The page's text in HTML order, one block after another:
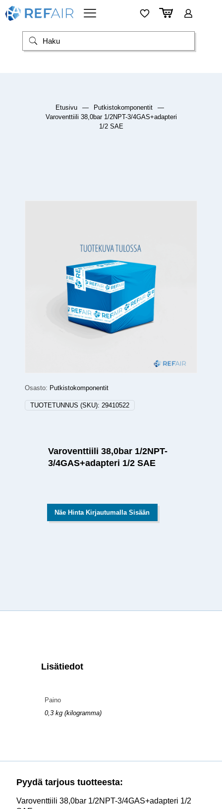
Etusivu — Putkistokomponentit
—
Varoventtiili 38,0bar 1/2NPT-3/4GAS+adapteri
1/2 SAE
Osasto: Putkistokomponentit
TUOTETUNNUS (SKU): 29410522
Varoventtiili 38,0bar 1/2NPT-
3/4GAS+adapteri 1/2 SAE
Näe Hinta Kirjautumalla Sisään
Lisätiedot
Paino
0,3 kg (kilogramma)
Pyydä tarjous tuotteesta:
Varoventtiili 38,0bar 1/2NPT-3/4GAS+adapteri 1/2